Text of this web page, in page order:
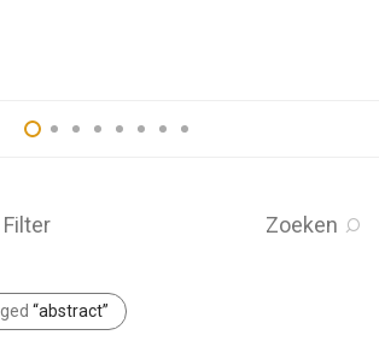
Filter Zoeken
“abstract”